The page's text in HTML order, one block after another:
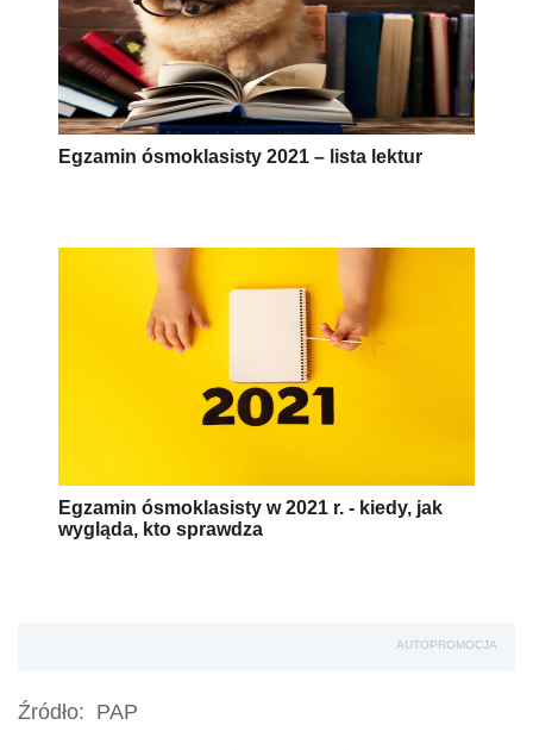
Egzamin ósmoklasisty 2021 – lista lektur
Egzamin ósmoklasisty w 2021 r. - kiedy, jak
wygląda, kto sprawdza
AUTOPROMOCJA
Źródło: PAP